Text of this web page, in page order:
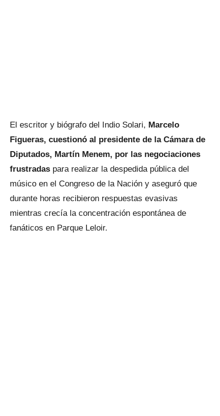
El escritor y biógrafo del Indio Solari, Marcelo
Figueras, cuestionó al presidente de la Cámara de
Diputados, Martín Menem, por las negociaciones
frustradas para realizar la despedida pública del
músico en el Congreso de la Nación y aseguró que
durante horas recibieron respuestas evasivas
mientras crecía la concentración espontánea de
fanáticos en Parque Leloir.